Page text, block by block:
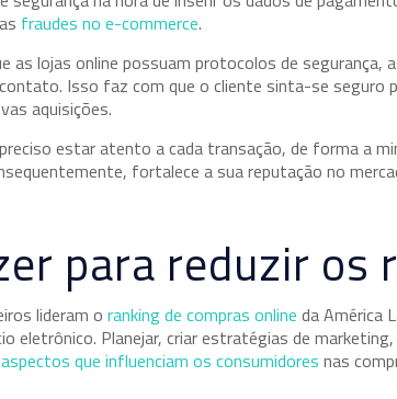
fraudes no e-commerce.
as lojas online possuam protocolos de segurança,
Isso faz com que o cliente sinta-se seguro
aquisições.
estar atento a cada transação, de forma a
fortalece a sua reputação no
para reduzir os
lideram oranking de compras online da América
eletrônico. Planejar, criar estratégias de
aspectos que influenciam os consumidores nas